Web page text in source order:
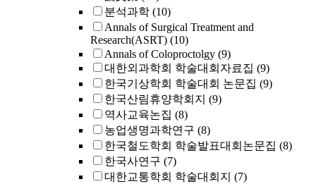
분석과학 (10)
Annals of Surgical Treatment and
Research(ASRT) (10)
Annals of Coloproctolgy (9)
대한외과학회 학술대회자료집 (9)
한국기상학회 학술대회 논문집 (9)
한국산림휴양학회지 (9)
역사교육논집 (8)
농업생명과학연구 (8)
한국철도학회 학술발표대회논문집 (8)
한국사연구 (7)
대한교통학회 학술대회지 (7)